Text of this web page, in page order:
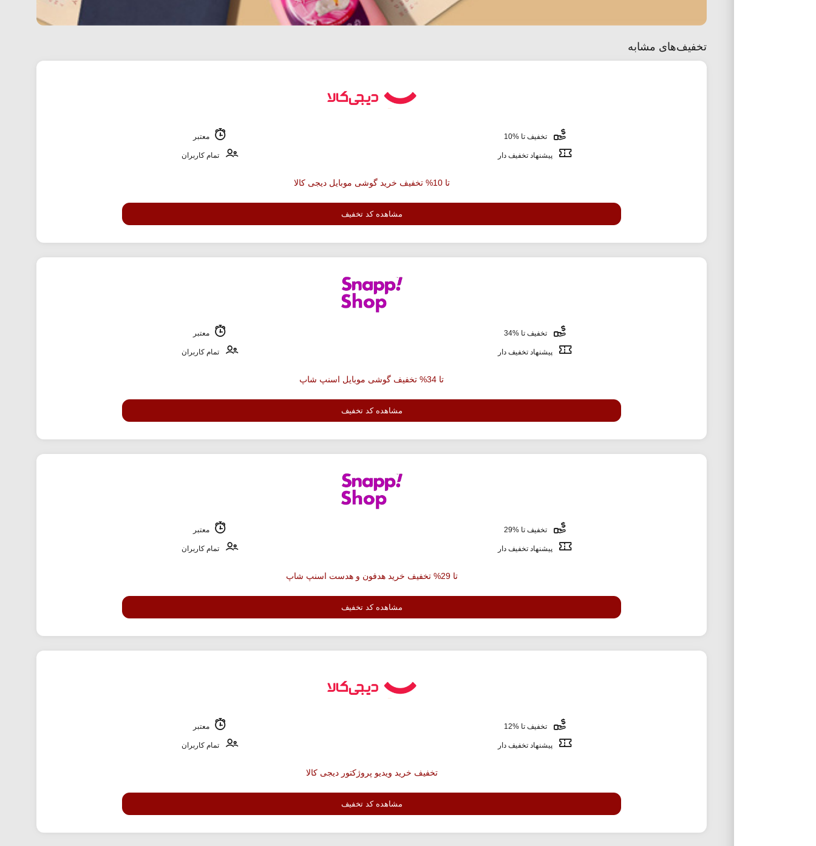
تخفیف‌های مشابه
تخفیف تا %10 معتبر
پیشنهاد تخفیف دار تمام کاربران
تا 10% تخفیف خرید گوشی موبایل دیجی کالا
مشاهده کد تخفیف
تخفیف تا %34 معتبر
پیشنهاد تخفیف دار تمام کاربران
تا 34% تخفیف گوشی موبایل اسنپ شاپ
مشاهده کد تخفیف
تخفیف تا %29 معتبر
پیشنهاد تخفیف دار تمام کاربران
تا 29% تخفیف خرید هدفون و هدست اسنپ شاپ
مشاهده کد تخفیف
تخفیف تا %12 معتبر
پیشنهاد تخفیف دار تمام کاربران
تخفیف خرید ویدیو پروژکتور دیجی کالا
مشاهده کد تخفیف